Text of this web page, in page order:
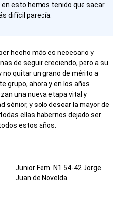
esto hemos tenido que sacar
difícil parecía.
hecho más es necesario y
de seguir creciendo, pero a su
no quitar un grano de mérito a
grupo, ahora y en los años
una nueva etapa vital y
sénior, y solo desear la mayor de
ellas habernos dejado ser
estos años.
Junior Fem. N1 54-42 Jorge
Juan de Novelda